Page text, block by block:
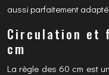
aussi parfaitement
Circulation et
cm
La règle des 60 cm est